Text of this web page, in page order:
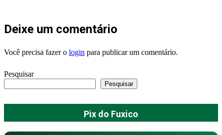
Deixe um comentário
Você precisa fazer o login para publicar um comentário.
Pesquisar
Pesquisar
Pix do Fuxico